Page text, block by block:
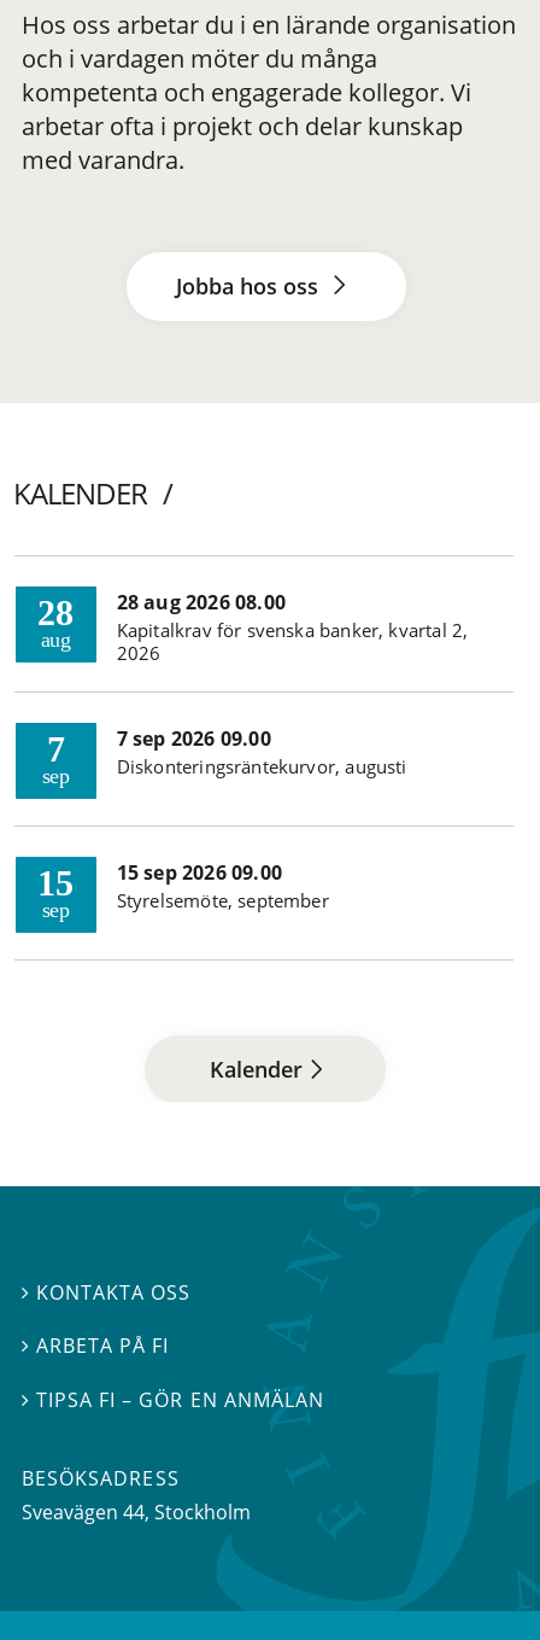
Hos oss arbetar du i en lärande organisation
och i vardagen möter du många
kompetenta och engagerade kollegor. Vi
arbetar ofta i projekt och delar kunskap
med varandra.
Jobba hos oss
KALENDER
28
aug
28 aug 2026 08.00
Kapitalkrav för svenska banker, kvartal 2,
2026
7
sep
7 sep 2026 09.00
Diskonteringsräntekurvor, augusti
15
sep
15 sep 2026 09.00
Styrelsemöte, september
Kalender
 KONTAKTA OSS
ARBETA PÅ FI
TIPSA FI – GÖR EN ANMÄLAN
BESÖKSADRESS
Sveavägen 44, Stockholm